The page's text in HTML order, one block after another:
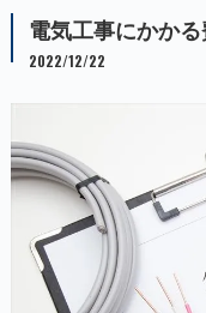
電気工事にかか
2022/12/22